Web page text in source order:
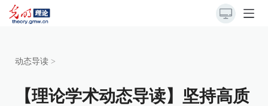
动态导读 >
【理论学术动态导读】坚持高质